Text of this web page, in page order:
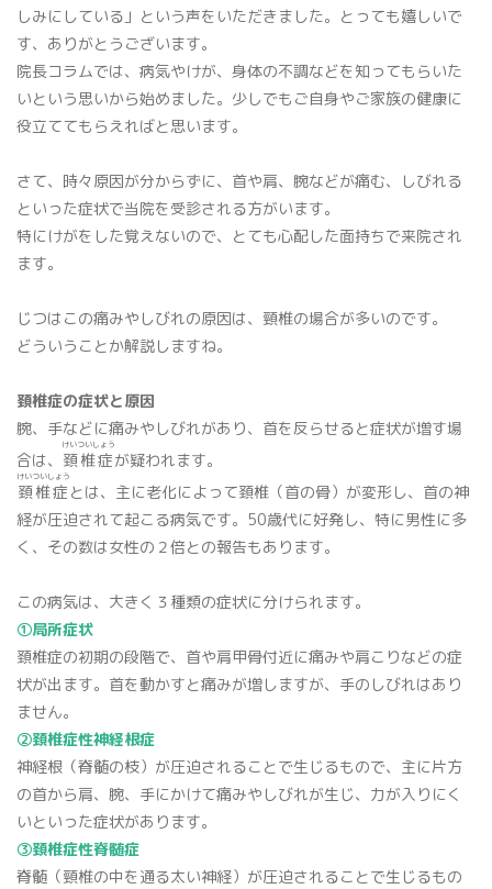
へバーデン結節
骨密度検査
プライバシーポリシー
マイナンバー保険証利用について
しみにしている」という声をいただきました。とっても嬉しいで
す、ありがとうございます。
院長コラムでは、病気やけが、身体の不調などを知ってもらいた
いという思いから始めました。少しでもご自身やご家族の健康に
役立ててもらえればと思います。
さて、時々原因が分からずに、首や肩、腕などが痛む、しびれる
といった症状で当院を受診される方がいます。
特にけがをした覚えないので、とても心配した面持ちで来院され
ます。
じつはこの痛みやしびれの原因は、頸椎の場合が多いのです。
どういうことか解説しますね。
頚椎症の症状と原因
腕、手などに痛みやしびれがあり、首を反らせると症状が増す場
合は、 頚椎症
けいついしょう
が疑われます。
頚椎症
けいついしょう
とは、主に老化によって頚椎（首の骨）が変形し、首の神
経が圧迫されて起こる病気です。50歳代に好発し、特に男性に多
く、その数は女性の２倍との報告もあります。
この病気は、大きく３種類の症状に分けられます。
①局所症状
頚椎症の初期の段階で、首や肩甲骨付近に痛みや肩こりなどの症
状が出ます。首を動かすと痛みが増しますが、手のしびれはあり
ません。
②頚椎症性神経根症
神経根（脊髄の枝）が圧迫されることで生じるもので、主に片方
の首から肩、腕、手にかけて痛みやしびれが生じ、力が入りにく
いといった症状があります。
③頚椎症性脊髄症
脊髄（頸椎の中を通る太い神経）が圧迫されることで生じるもの